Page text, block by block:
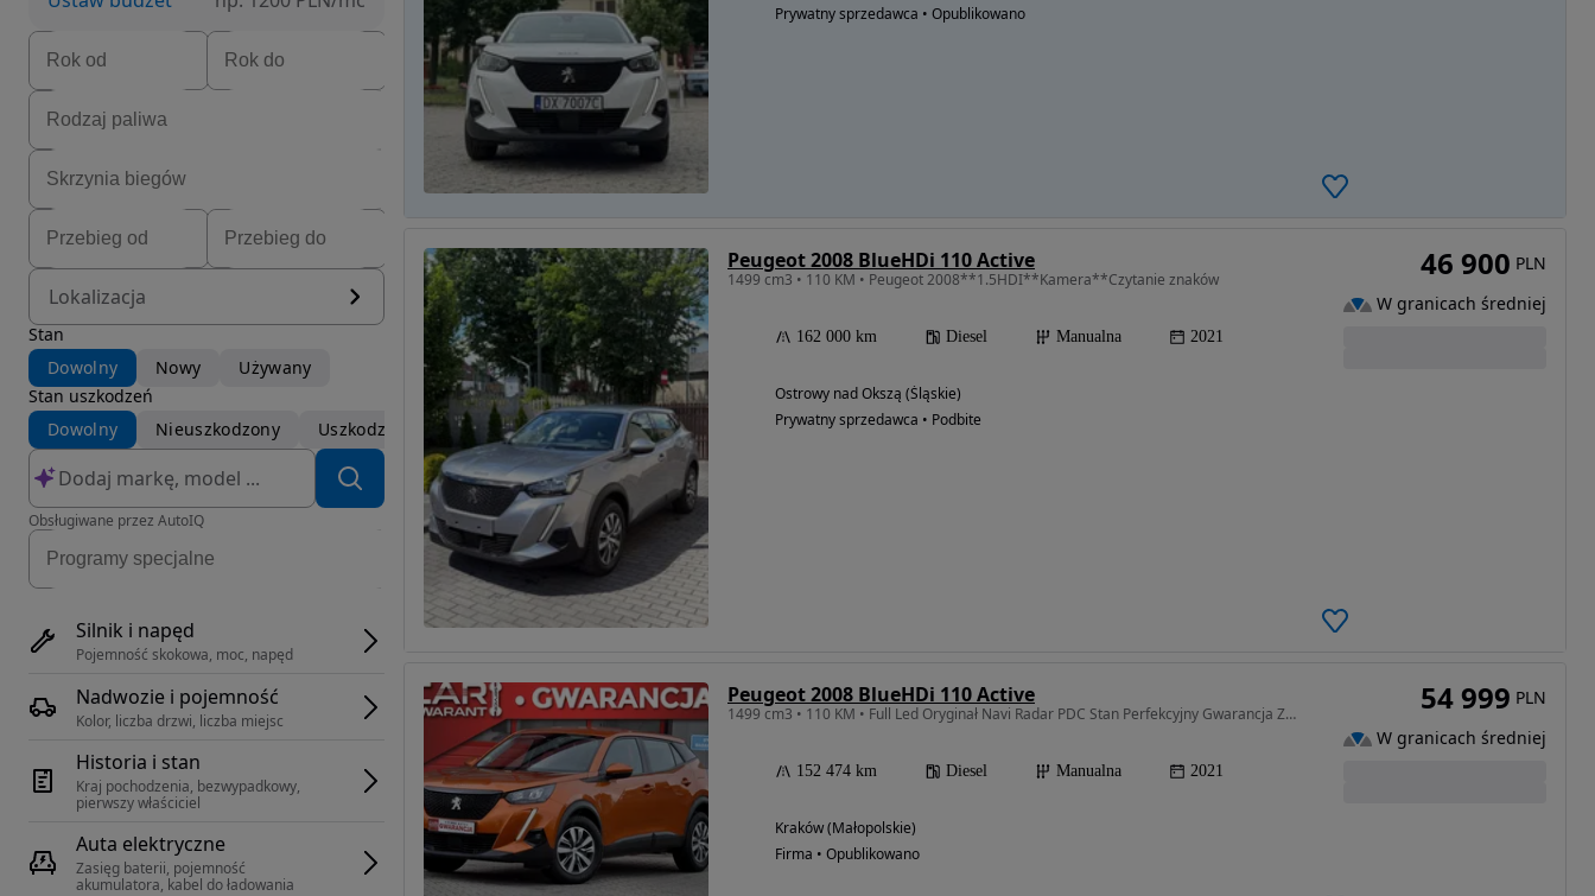
Lokalizacja
Stan
Dowolny
Nowy
Używany
Stan uszkodzeń
Dowolny
Nieuszkodzony Uszkodzony
Obsługiwane przez AutoIQ
Silnik i napęd
Pojemność skokowa, moc, napęd
Nadwozie i pojemność
Kolor, liczba drzwi, liczba miejsc
Historia i stan
Kraj pochodzenia, bezwypadkowy,
pierwszy właściciel
Auta elektryczne
Zasięg baterii, pojemność
akumulatora, kabel do ładowania
Prywatny sprzedawca • Opublikowano
Peugeot 2008 BlueHDi 110 Active
1499 cm3 • 110 KM • Peugeot 2008**1.5HDI**Kamera**Czytanie znaków
162 000 km Diesel Manualna 2021
Ostrowy nad Okszą (Śląskie)
Prywatny sprzedawca • Podbite
46 900 PLN
W granicach średniej
Peugeot 2008 BlueHDi 110 Active
1499 cm3 • 110 KM • Full Led Oryginał Navi Radar PDC Stan Perfekcyjny Gwarancja Zamiana
152 474 km Diesel Manualna 2021
Kraków (Małopolskie)
Firma • Opublikowano
54 999 PLN
W granicach średniej